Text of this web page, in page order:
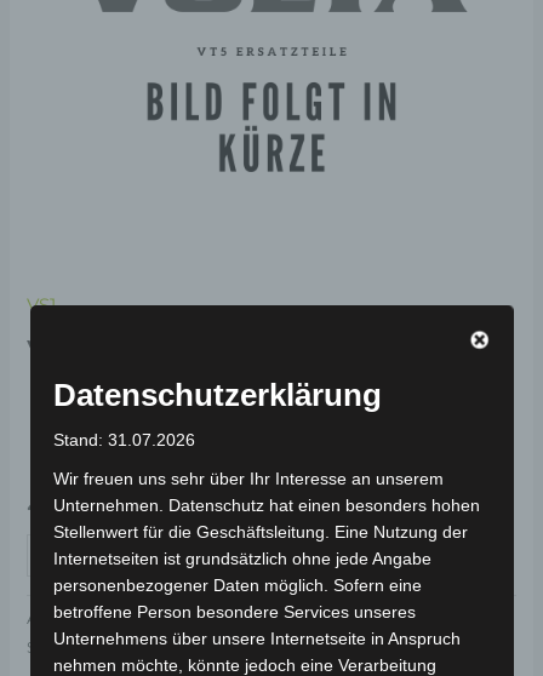
VS1
VS1 VORDERER
KOTFLÜGELABDECKUNG-
PERLMUTTWEISS
49,00€ *
IN DEN WARENKORB
Artikelnummer:3M309-6005A-17 Kategorie:VS1
Schlagwort:Karosserie & Verkleidung
Datenschutzerklärung
Stand: 31.07.2026
Wir freuen uns sehr über Ihr Interesse an unserem
Unternehmen. Datenschutz hat einen besonders hohen
Stellenwert für die Geschäftsleitung. Eine Nutzung der
Internetseiten ist grundsätzlich ohne jede Angabe
personenbezogener Daten möglich. Sofern eine
betroffene Person besondere Services unseres
Unternehmens über unsere Internetseite in Anspruch
nehmen möchte, könnte jedoch eine Verarbeitung